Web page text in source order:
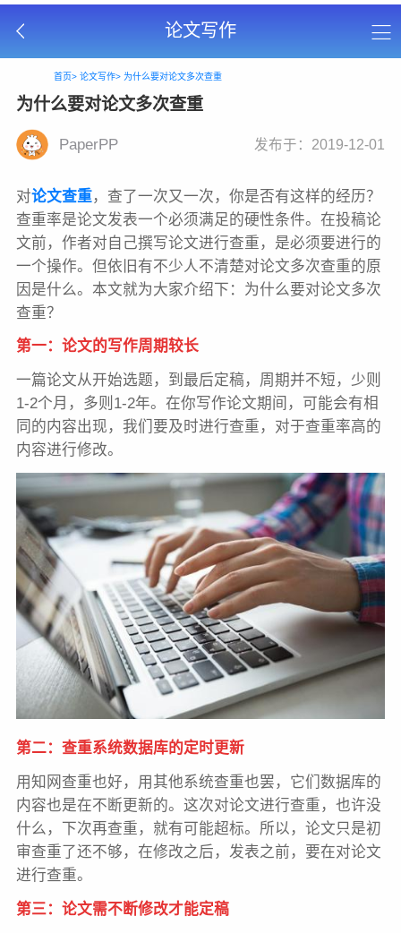
论文写作
首页> 论文写作> 为什么要对论文多次查重
为什么要对论文多次查重
PaperPP 发布于：2019-12-01
对论文查重，查了一次又一次，你是否有这样的经历？
查重率是论文发表一个必须满足的硬性条件。在投稿论
文前，作者对自己撰写论文进行查重，是必须要进行的
一个操作。但依旧有不少人不清楚对论文多次查重的原
因是什么。本文就为大家介绍下：为什么要对论文多次
查重？
第一：论文的写作周期较长
一篇论文从开始选题，到最后定稿，周期并不短，少则
1-2个月，多则1-2年。在你写作论文期间，可能会有相
同的内容出现，我们要及时进行查重，对于查重率高的
内容进行修改。
第二：查重系统数据库的定时更新
用知网查重也好，用其他系统查重也罢，它们数据库的
内容也是在不断更新的。这次对论文进行查重，也许没
什么，下次再查重，就有可能超标。所以，论文只是初
审查重了还不够，在修改之后，发表之前，要在对论文
进行查重。
第三：论文需不断修改才能定稿